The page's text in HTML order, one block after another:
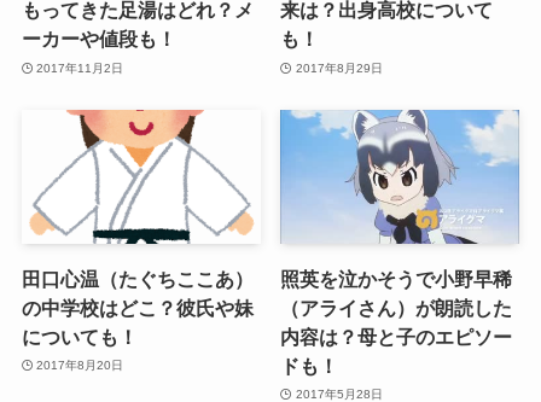
もってきた足湯はどれ？メ
ーカーや値段も！
2017年11月2日
来は？出身高校について
も！
2017年8月29日
田口心温（たぐちここあ）
の中学校はどこ？彼氏や妹
についても！
2017年8月20日
照英を泣かそうで小野早稀
（アライさん）が朗読した
内容は？母と子のエピソー
ドも！
2017年5月28日